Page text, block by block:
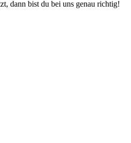
dann bist du bei uns genau richtig!